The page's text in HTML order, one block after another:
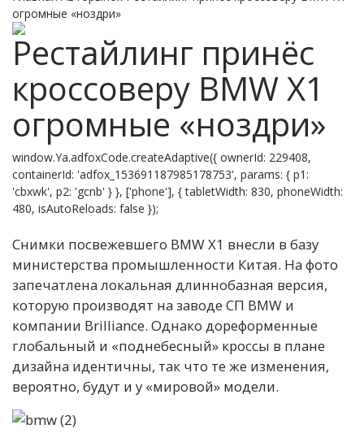
огромные «ноздри»
Рестайлинг принёс
кроссоверу BMW X1
огромные «ноздри»
window.Ya.adfoxCode.createAdaptive({ ownerId: 229408,
containerId: 'adfox_153691187985178753', params: { p1:
'cbxwk', p2: 'gcnb' } }, ['phone'], { tabletWidth: 830, phoneWidth:
480, isAutoReloads: false });
Снимки посвежевшего BMW X1 внесли в базу
министерства промышленности Китая. На фото
запечатлена локальная длиннобазная версия,
которую производят на заводе СП BMW и
компании Brilliance. Однако дореформенные
глобальный и «поднебесный» кроссы в плане
дизайна идентичны, так что те же изменения,
вероятно, будут и у «мировой» модели.